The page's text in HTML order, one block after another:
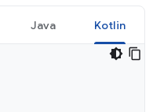
Kotlin
Java